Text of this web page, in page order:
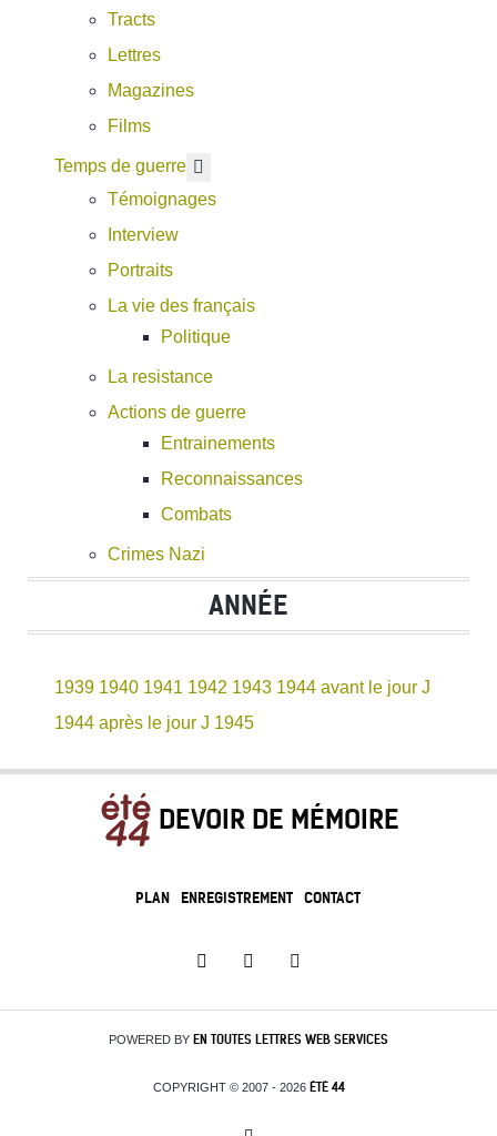
Tracts
Lettres
Magazines
Films
Temps de guerre
Témoignages
Interview
Portraits
La vie des français
Politique
La resistance
Actions de guerre
Entrainements
Reconnaissances
Combats
Crimes Nazi
ANNÉE
1939 1940 1941 1942 1943 1944 avant le jour J
1944 après le jour J 1945
DEVOIR DE MÉMOIRE
PLAN ENREGISTREMENT CONTACT
POWERED BY EN TOUTES LETTRES WEB SERVICES
COPYRIGHT © 2007 - 2026 ÉTÉ 44